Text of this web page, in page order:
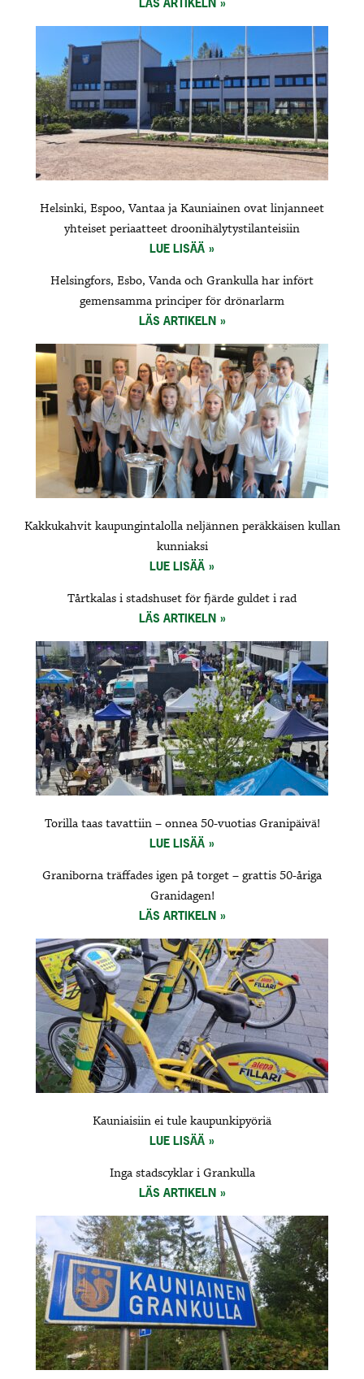
Helsinki, Espoo, Vantaa ja Kauniainen ovat linjanneet
yhteiset periaatteet droonihälytystilanteisiin
LUE LISÄÄ
Helsingfors, Esbo, Vanda och Grankulla har infört
gemensamma principer för drönarlarm
LÄS ARTIKELN
Kakkukahvit kaupungintalolla neljännen peräkkäisen kullan
kunniaksi
LUE LISÄÄ
Tårtkalas i stadshuset för fjärde guldet i rad
LÄS ARTIKELN
Torilla taas tavattiin – onnea 50-vuotias Granipäivä!
LUE LISÄÄ
Graniborna träffades igen på torget – grattis 50-åriga
Granidagen!
LÄS ARTIKELN
Kauniaisiin ei tule kaupunkipyöriä
LUE LISÄÄ
Inga stadscyklar i Grankulla
LÄS ARTIKELN